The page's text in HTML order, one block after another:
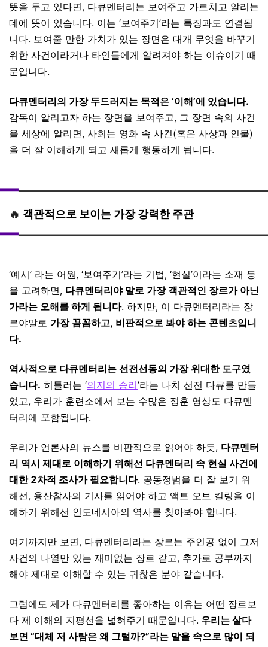
뜻을 두고 있다면, 다큐멘터리는 보여주고 가르치고 알리는
데에 뜻이 있습니다. 이는 ‘보여주기’라는 특징과도 연결됩
니다. 보여줄 만한 가치가 있는 장면은 대개 무엇을 바꾸기
위한 사건이라거나 타인들에게 알려져야 하는 이슈이기 때
문입니다.
다큐멘터리의 가장 두드러지는 목적은 ‘이해’에 있습니다.
감독이 알리고자 하는 장면을 보여주고, 그 장면 속의 사건
을 세상에 알리면, 사회는 영화 속 사건(혹은 사상과 인물)
을 더 잘 이해하게 되고 새롭게 행동하게 됩니다.
🔥 객관적으로 보이는 가장 강력한 주관
‘예시’ 라는 어원, ‘보여주기’라는 기법, ‘현실’이라는 소재 등
을 고려하면, 다큐멘터리야 말로 가장 객관적인 장르가 아닌
가라는 오해를 하게 됩니다. 하지만, 이 다큐멘터리라는 장
르야말로 가장 꼼꼼하고, 비판적으로 봐야 하는 콘텐츠입니
다.
역사적으로 다큐멘터리는 선전선동의 가장 위대한 도구였
습니다. 히틀러는 ‘의지의 승리’라는 나치 선전 다큐를 만들
었고, 우리가 훈련소에서 보는 수많은 정훈 영상도 다큐멘
터리에 포함됩니다.
우리가 언론사의 뉴스를 비판적으로 읽어야 하듯, 다큐멘터
리 역시 제대로 이해하기 위해선 다큐멘터리 속 현실 사건에
대한 2차적 조사가 필요합니다. 공동정범을 더 잘 보기 위
해선, 용산참사의 기사를 읽어야 하고 액트 오브 킬링을 이
해하기 위해선 인도네시아의 역사를 찾아봐야 합니다.
여기까지만 보면, 다큐멘터리라는 장르는 주인공 없이 그저
사건의 나열만 있는 재미없는 장르 같고, 추가로 공부까지
해야 제대로 이해할 수 있는 귀찮은 분야 같습니다.
그럼에도 제가 다큐멘터리를 좋아하는 이유는 어떤 장르보
다 제 이해의 지평선을 넓혀주기 때문입니다. 우리는 살다
보면 “대체 저 사람은 왜 그럴까?”라는 말을 속으로 많이 되